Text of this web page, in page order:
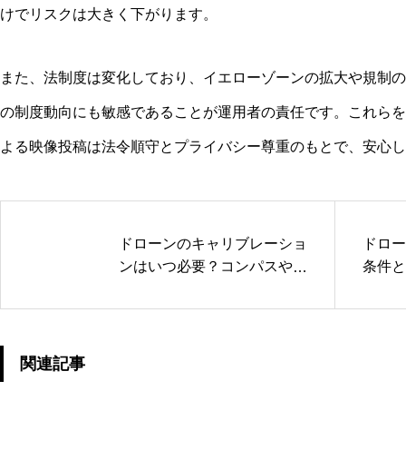
けでリスクは大きく下がります。
また、法制度は変化しており、イエローゾーンの拡大や規制
の制度動向にも敏感であることが運用者の責任です。これら
よる映像投稿は法令順守とプライバシー尊重のもとで、安心
ドローンのキャリブレーショ
ンはいつ必要？コンパスやI
ミングと方法を解説
ドロ
条件
関連記事